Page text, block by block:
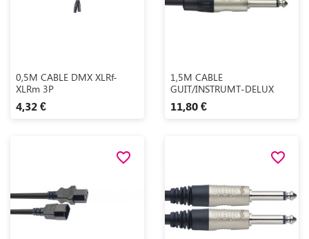
Aperçu rapide
0,5M CABLE DMX XLRf-
XLRm 3P
4,32 €
Aperçu rapide
1,5M CABLE
GUIT/INSTRUMT-DELUX
11,80 €
favorite_border favorite_border